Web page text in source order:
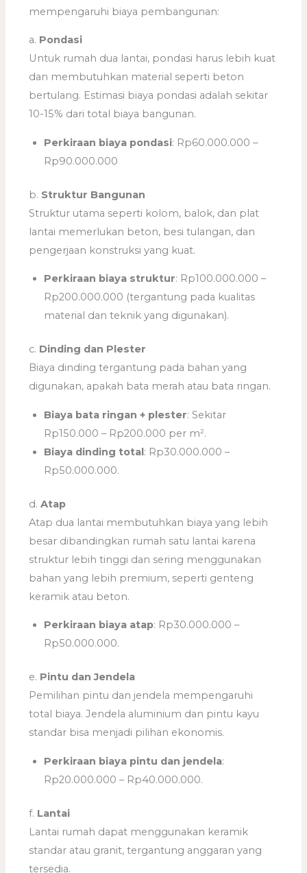
mempengaruhi biaya pembangunan:
a. Pondasi
Untuk rumah dua lantai, pondasi harus lebih kuat
dan membutuhkan material seperti beton
bertulang. Estimasi biaya pondasi adalah sekitar
10-15% dari total biaya bangunan.
Perkiraan biaya pondasi: Rp60.000.000 –
Rp90.000.000
b. Struktur Bangunan
Struktur utama seperti kolom, balok, dan plat
lantai memerlukan beton, besi tulangan, dan
pengerjaan konstruksi yang kuat.
Perkiraan biaya struktur: Rp100.000.000 –
Rp200.000.000 (tergantung pada kualitas
material dan teknik yang digunakan).
c. Dinding dan Plester
Biaya dinding tergantung pada bahan yang
digunakan, apakah bata merah atau bata ringan.
Biaya bata ringan + plester: Sekitar
Rp150.000 – Rp200.000 per m².
Biaya dinding total: Rp30.000.000 –
Rp50.000.000.
d.Atap
Atap dua lantai membutuhkan biaya yang lebih
besar dibandingkan rumah satu lantai karena
struktur lebih tinggi dan sering menggunakan
bahan yang lebih premium, seperti genteng
keramik atau beton.
Perkiraan biaya atap: Rp30.000.000 –
Rp50.000.000.
e. Pintu dan Jendela
Pemilihan pintu dan jendela mempengaruhi
total biaya. Jendela aluminium dan pintu kayu
standar bisa menjadi pilihan ekonomis.
Perkiraan biaya pintu dan jendela:
Rp20.000.000 – Rp40.000.000.
f. Lantai
Lantai rumah dapat menggunakan keramik
standar atau granit, tergantung anggaran yang
tersedia.